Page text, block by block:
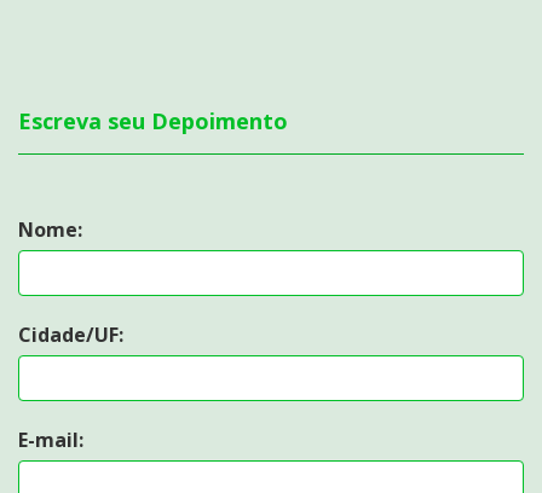
Escreva seu Depoimento
Nome:
Cidade/UF:
E-mail: